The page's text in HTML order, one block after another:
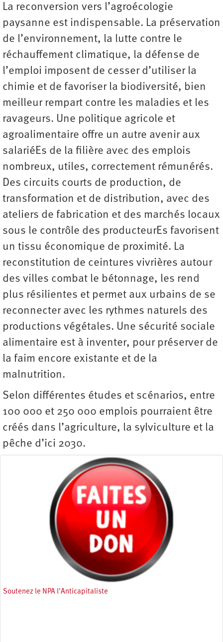
La reconversion vers l’agroécologie
paysanne est indispensable. La préservation
de l’environnement, la lutte contre le
réchauffement climatique, la défense de
l’emploi imposent de cesser d’utiliser la
chimie et de favoriser la biodiversité, bien
meilleur rempart contre les maladies et les
ravageurs. Une politique agricole et
agroalimentaire offre un autre avenir aux
salariéEs de la filière avec des emplois
nombreux, utiles, correctement rémunérés.
Des circuits courts de production, de
transformation et de distribution, avec des
ateliers de fabrication et des marchés locaux
sous le contrôle des producteurEs favorisent
un tissu économique de proximité. La
reconstitution de ceintures vivrières autour
des villes combat le bétonnage, les rend
plus résilientes et permet aux urbains de se
reconnecter avec les rythmes naturels des
productions végétales. Une sécurité sociale
alimentaire est à inventer, pour préserver de
la faim encore existante et de la
malnutrition.
Selon différentes études et scénarios, entre
100 000 et 250 000 emplois pourraient être
créés dans l’agriculture, la sylviculture et la
pêche d’ici 2030.
Soutenez le NPA l'Anticapitaliste